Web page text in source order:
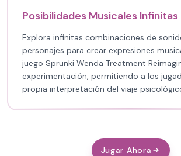
Posibilidades Musicales Infinitas
Explora infinitas combinaciones de
personajes para crear expresiones
juego Sprunki Wenda Treatment
experimentación, permitiendo a los
propia interpretación del viaje
Jugar Ahora